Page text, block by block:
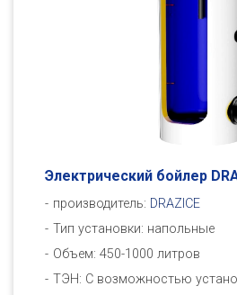
Электрический бойлер
производитель: DRAZICE
Тип установки: напольные
Объем: 450-1000 литров
ТЭН: С возможностью